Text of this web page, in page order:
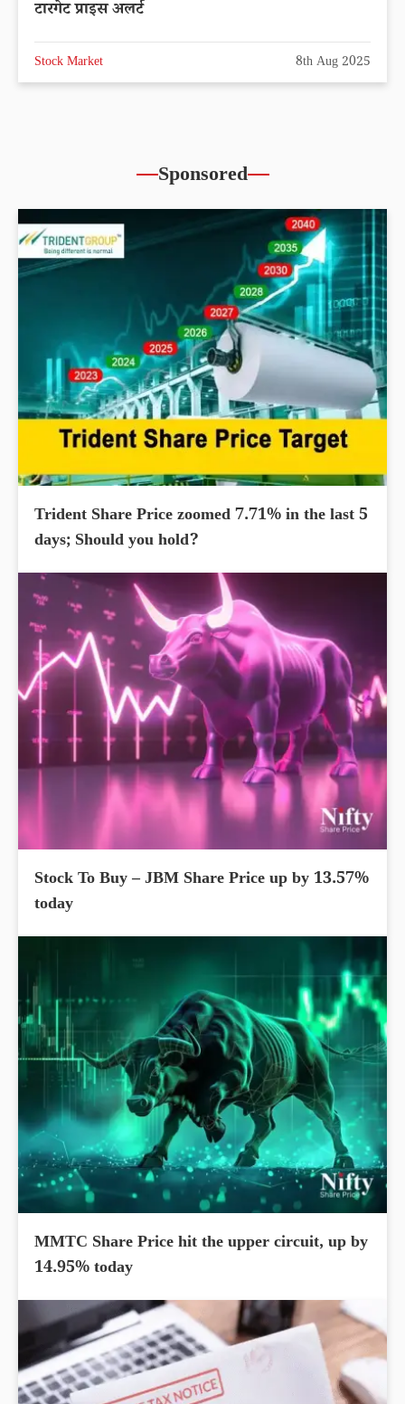
टारगेट प्राइस अलर्ट
Stock Market 8th Aug 2025
Sponsored
Trident Share Price zoomed 7.71% in the last 5
days; Should you hold?
Stock To Buy – JBM Share Price up by 13.57%
today
MMTC Share Price hit the upper circuit, up by
14.95% today